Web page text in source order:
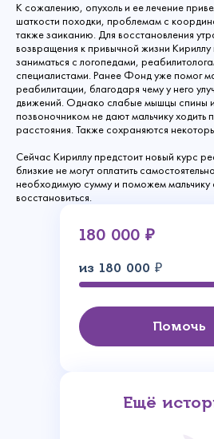
К сожалению, опухоль и ее лечение
шаткости походки, проблемам с
также заиканию. Для восстановления
возвращения к привычной жизни
заниматься с логопедами,
специалистами. Ранее Фонд уже помог
реабилитации, благодаря чему у него
движений. Однако слабые мышцы спины
позвоночником не дают мальчику ходить
расстояния. Также сохраняются
Сейчас Кириллу предстоит новый курс
близкие не могут оплатить
необходимую сумму и поможем мальчику
восстановиться.
180 000 ₽
из 180 000 ₽
Помочь
Ещё